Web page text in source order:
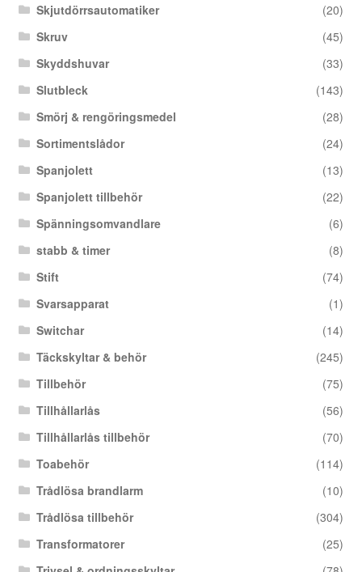
Skjutdörrsautomatiker
(20)
Skruv
(45)
Skyddshuvar
(33)
Slutbleck
(143)
Smörj & rengöringsmedel
(28)
Sortimentslådor
(24)
Spanjolett
(13)
Spanjolett tillbehör
(22)
Spänningsomvandlare
(6)
stabb & timer
(8)
Stift
(74)
Svarsapparat
(1)
Switchar
(14)
Täckskyltar & behör
(245)
Tillbehör
(75)
Tillhållarlås
(56)
Tillhållarlås tillbehör
(70)
Toabehör
(114)
Trådlösa brandlarm
(10)
Trådlösa tillbehör
(304)
Transformatorer
(25)